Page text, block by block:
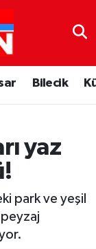
Bilecik
yaz
park ve yeşil